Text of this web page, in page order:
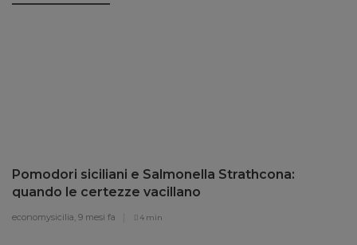
Pomodori siciliani e Salmonella Strathcona:
quando le certezze vacillano
economysicilia, 9 mesi fa 4 min